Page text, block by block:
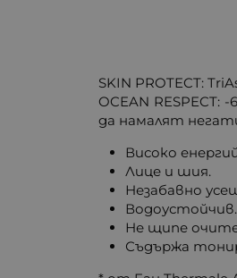
SKIN PROTECT:
OCEAN
да намалят
Високо
Лице и шия.
Незабавно
Водоустойчив.
Не щипе
Съдържа